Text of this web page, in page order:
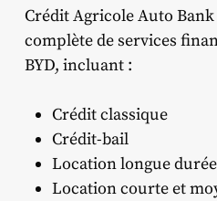
Crédit Agricole Auto
complète de services
BYD, incluant :
Crédit classique
Crédit-bail
Location longue
Location courte et